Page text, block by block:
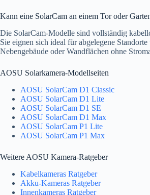
Kann eine SolarCam an einem Tor oder
Die SolarCam-Modelle sind vollständig
Sie eignen sich ideal für abgelegene
Nebengebäude oder Wandflächen ohne
AOSU Solarkamera-Modellseiten
AOSU SolarCam D1 Classic
AOSU SolarCam D1 Lite
AOSU SolarCam D1 SE
AOSU SolarCam D1 Max
AOSU SolarCam P1 Lite
AOSU SolarCam P1 Max
Weitere AOSU Kamera-Ratgeber
Kabelkameras Ratgeber
Akku-Kameras Ratgeber
Innenkameras Ratgeber